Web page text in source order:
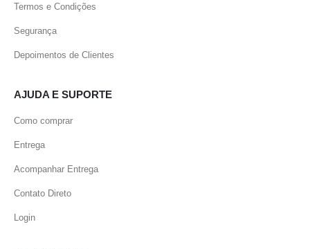
Termos e Condições
Segurança
Depoimentos de Clientes
AJUDA E SUPORTE
Como comprar
Entrega
Acompanhar Entrega
Contato Direto
Login